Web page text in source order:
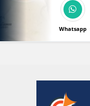
Whatsapp